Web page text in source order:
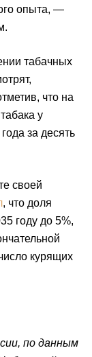
опыта, —
табачных
что на
у
за десять
своей
, что доля
году до 5%,
курящих
по данным